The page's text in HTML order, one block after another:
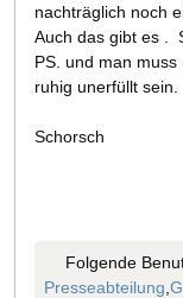
nachträglich noch
Auch das gibt es .
PS. und man
ruhig unerfüllt sein.
Schorsch
Folgende
Presseabteilung